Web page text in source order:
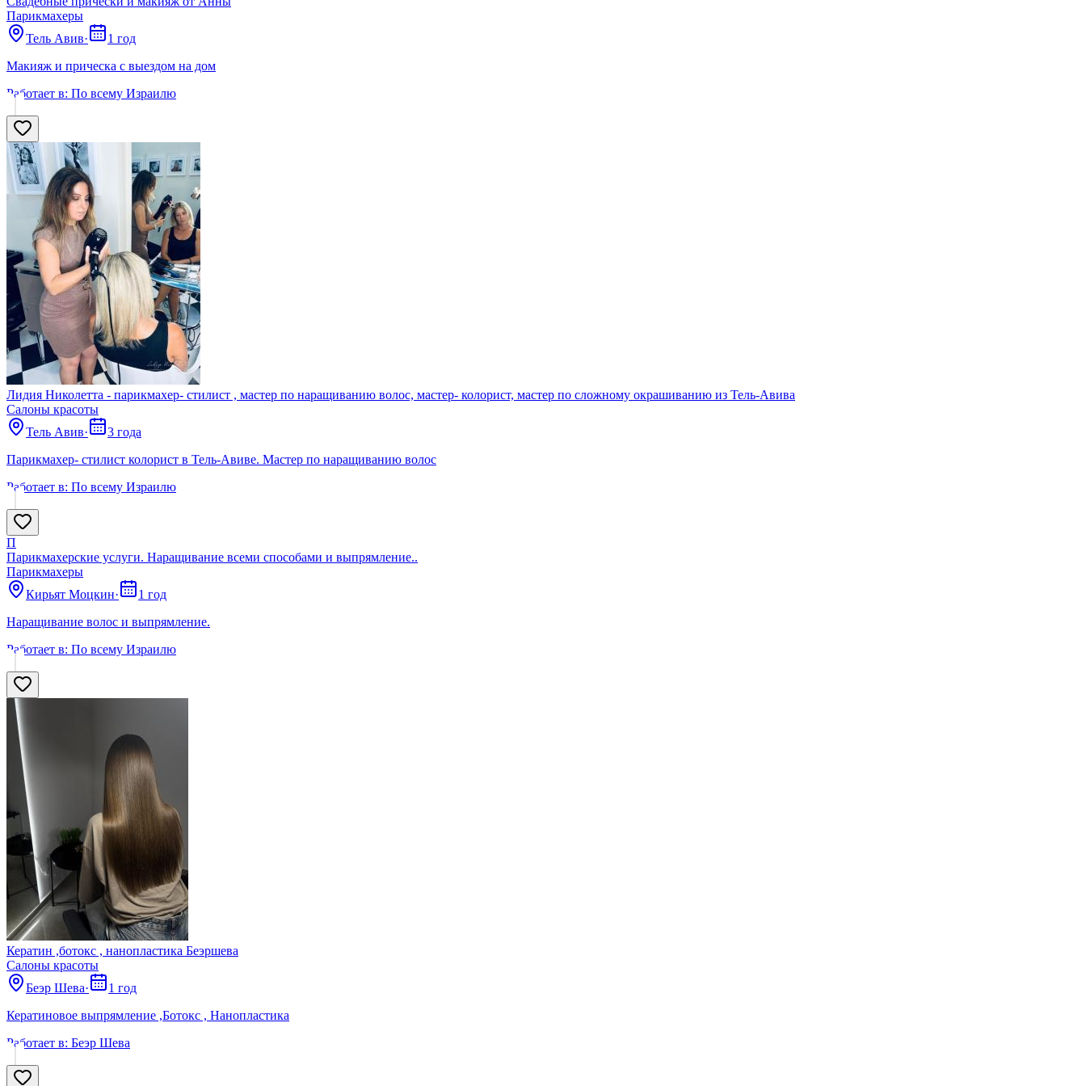
Парикмахеры
Тель Авив·
1 год
Макияж и прическа с выездом на дом
Работает в: По всему Израилю
Лидия Николетта - парикмахер- стилист , мастер по наращиванию волос, мастер- колорист, мастер по сложному окрашиванию из Тель-Авива
Салоны красоты
Тель Авив·
3 года
Парикмахер- стилист колорист в Тель-Авиве. Мастер по наращиванию волос
Работает в: По всему Израилю
П
Парикмахерские услуги. Наращивание всеми способами и выпрямление..
Парикмахеры
Кирьят Моцкин·
1 год
Наращивание волос и выпрямление.
Работает в: По всему Израилю
Кератин ,ботокс , нанопластика Беэршева
Салоны красоты
Беэр Шева·
1 год
Кератиновое выпрямление ,Ботокс , Нанопластика
Работает в: Беэр Шева